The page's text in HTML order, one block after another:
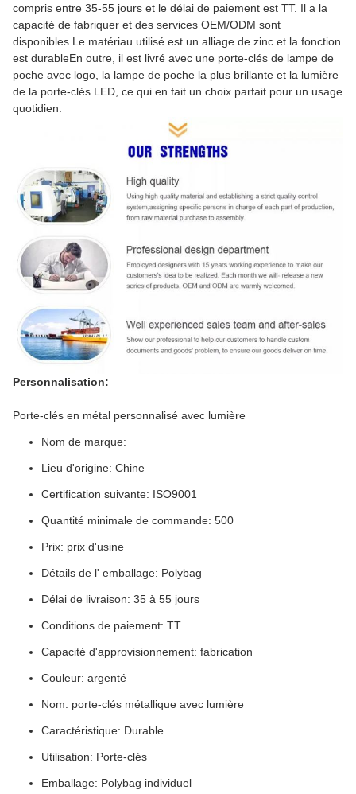
compris entre 35-55 jours et le délai de paiement est TT. Il a la
capacité de fabriquer et des services OEM/ODM sont
disponibles.Le matériau utilisé est un alliage de zinc et la fonction
est durableEn outre, il est livré avec une porte-clés de lampe de
poche avec logo, la lampe de poche la plus brillante et la lumière
de la porte-clés LED, ce qui en fait un choix parfait pour un usage
quotidien.
Personnalisation:
Porte-clés en métal personnalisé avec lumière
Nom de marque:
Lieu d'origine: Chine
Certification suivante: ISO9001
Quantité minimale de commande: 500
Prix: prix d'usine
Détails de l' emballage: Polybag
Délai de livraison: 35 à 55 jours
Conditions de paiement: TT
Capacité d'approvisionnement: fabrication
Couleur: argenté
Nom: porte-clés métallique avec lumière
Caractéristique: Durable
Utilisation: Porte-clés
Emballage: Polybag individuel